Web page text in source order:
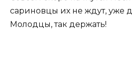
сариновцы их не ждут, уже
Молодцы, так держать!